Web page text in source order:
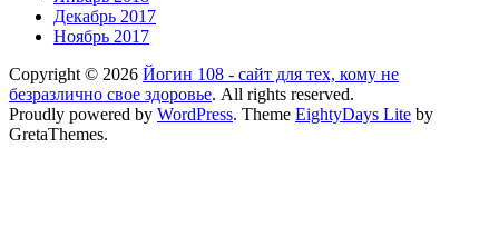
Декабрь 2017
Ноябрь 2017
Copyright © 2026 Йогин 108 - сайт для тех, кому не
безразлично свое здоровье. All rights reserved.
Proudly powered by WordPress. Theme EightyDays Lite by
GretaThemes.